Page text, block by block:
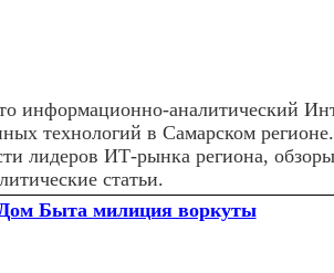
информационно-аналитический
технологий в Самарском
лидеров ИТ-рынка региона,
статьи.
Быта милиция воркуты